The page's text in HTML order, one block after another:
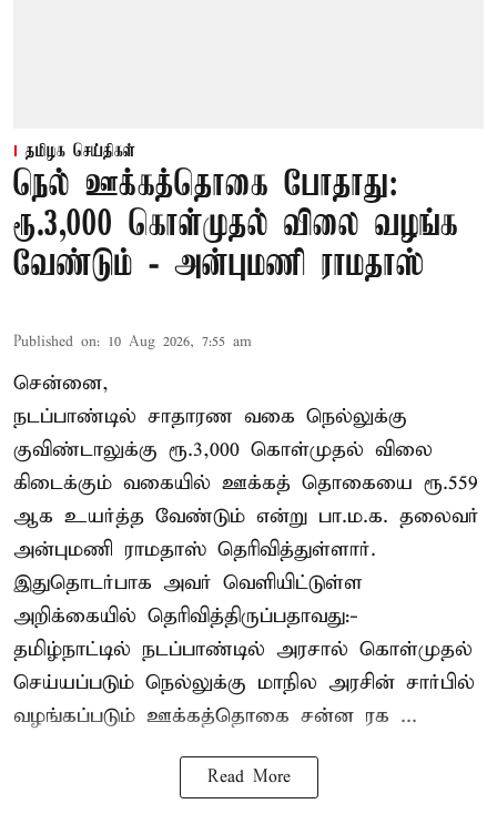
தமிழக செய்திகள்
நெல் ஊக்கத்தொகை போதாது:
ரூ.3,000 கொள்முதல் விலை வழங்க
வேண்டும் - அன்புமணி ராமதாஸ்
Published on: 10 Aug 2026, 7:55 am
சென்னை,
நடப்பாண்டில் சாதாரண வகை நெல்லுக்கு
குவிண்டாலுக்கு ரூ.3,000 கொள்முதல் விலை
கிடைக்கும் வகையில் ஊக்கத் தொகையை ரூ.559
ஆக உயர்த்த வேண்டும் என்று பா.ம.க. தலைவர்
அன்புமணி ராமதாஸ் தெரிவித்துள்ளார்.
இதுதொடர்பாக அவர் வெளியிட்டுள்ள
அறிக்கையில் தெரிவித்திருப்பதாவது:-
தமிழ்நாட்டில் நடப்பாண்டில் அரசால் கொள்முதல்
செய்யப்படும் நெல்லுக்கு மாநில அரசின் சார்பில்
வழங்கப்படும் ஊக்கத்தொகை சன்ன ரக ...
Read More